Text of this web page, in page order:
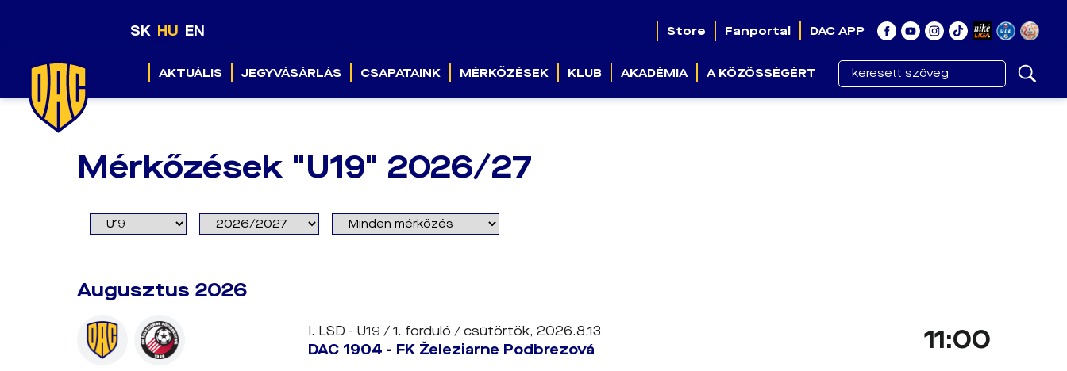
SK HU EN Store Fanportal DAC APP
AKTUÁLIS JEGYVÁSÁRLÁS CSAPATAINK MÉRKŐZÉSEK KLUB AKADÉMIA A KÖZÖSSÉGÉRT
Mérkőzések "U19" 2026/27
Augusztus 2026
I. LSD - U19 / 1. forduló /csütörtök, 2026.8.13
DAC 1904 - FK Železiarne Podbrezová 11:00